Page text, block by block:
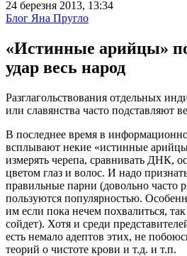
24 березня 2013, 13:34
Блог Яна Пругло
«Истинные арийцы»
удар весь народ
Разглагольствования отдельных
или славянства часто подставляют
В последнее время в
всплывают некие «истинные
измерять черепа, сравнивать ДНК,
цветом глаз и волос. И надо
правильные парни (довольно часто
пользуются популярностью.
им если пока нечем похвалиться,
сойдет). Хотя и среди
есть немало адептов этих, не
теорий о чистоте крови и т.д. и т.п.